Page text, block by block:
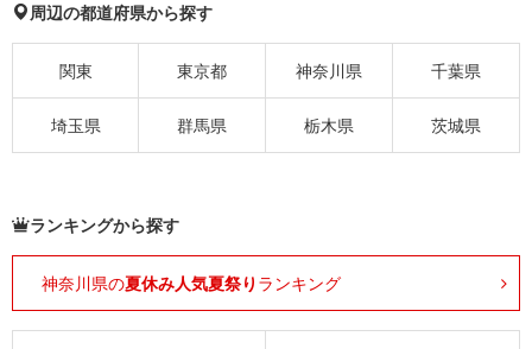
周辺の都道府県から探す
関東 東京都 神奈川県 千葉県
埼玉県 群馬県 栃木県 茨城県
ランキングから探す
神奈川県の夏休み人気夏祭り ランキング